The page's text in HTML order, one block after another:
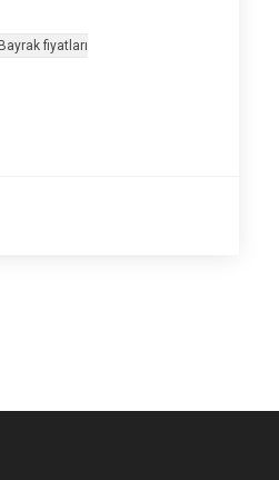
Bayrak fiyatları